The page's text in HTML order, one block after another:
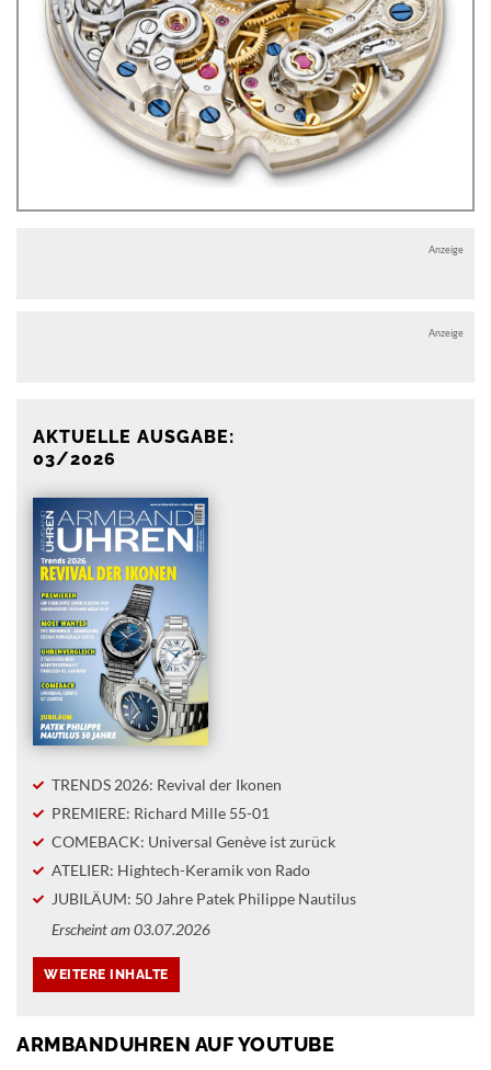
Anzeige
Anzeige
AKTUELLE AUSGABE:
03/2026
TRENDS 2026: Revival der Ikonen
PREMIERE: Richard Mille 55-01
COMEBACK: Universal Genève ist zurück
ATELIER: Hightech-Keramik von Rado
JUBILÄUM: 50 Jahre Patek Philippe Nautilus
Erscheint am 03.07.2026
ARMBANDUHREN AUF YOUTUBE